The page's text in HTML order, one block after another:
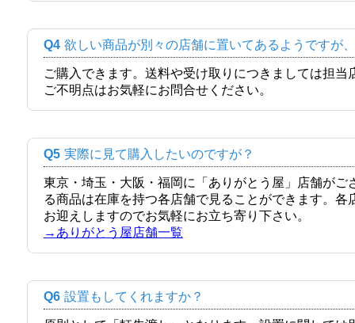
Q4 欲しい商品が別々の店舗に置いてあるようですが
ご購入できます。送料や受け取りにつきましては担
ご不明点はお気軽にお問合せください。
Q5 実際に見て購入したいのですが？
東京・埼玉・大阪・福岡に「ありがとう屋」店舗が
る商品は在庫を持つ各店舗で見ることができます。
お迎えしますのでお気軽にお立ち寄り下さい。
→ありがとう屋店舗一覧
Q6 設置もしてくれますか？